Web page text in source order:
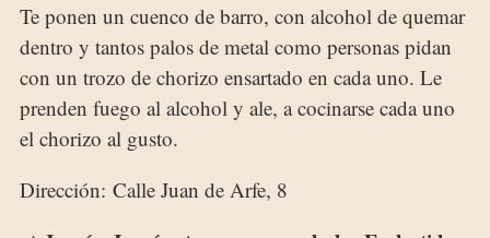
Te ponen un cuenco de barro, con alcohol de quemar
dentro y tantos palos de metal como personas pidan
con un trozo de chorizo ensartado en cada uno. Le
prenden fuego al alcohol y ale, a cocinarse cada uno
el chorizo al gusto.
Dirección: Calle Juan de Arfe, 8